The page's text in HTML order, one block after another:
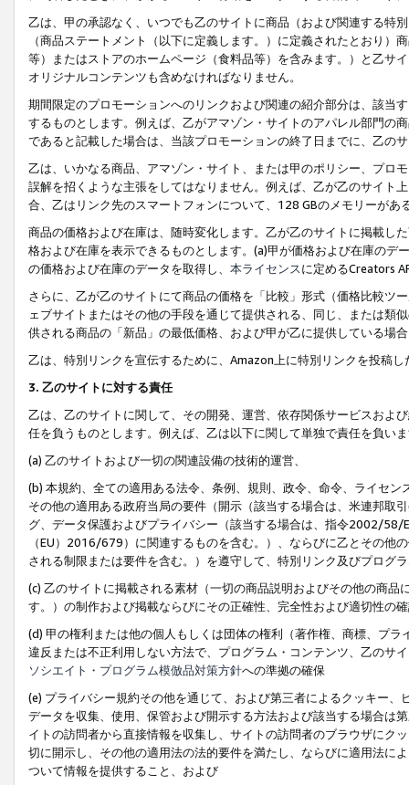
乙は、甲の承認なく、いつでも乙のサイトに商品（および関連する特
（商品ステートメント（以下に定義します。）に定義されたとおり
等）またはストアのホームページ（食料品等）を含みます。）と乙サ
オリジナルコンテンツも含めなければなりません。
期間限定のプロモーションへのリンクおよび関連の紹介部分は、該当
するものとします。例えば、乙がアマゾン・サイトのアパレル部門の
であると記載した場合は、当該プロモーションの終了日までに、乙の
乙は、いかなる商品、アマゾン・サイト、または甲のポリシー、プロ
誤解を招くような主張をしてはなりません。例えば、乙が乙のサイト
合、乙はリンク先のスマートフォンについて、128 GBのメモリーがあ
商品の価格および在庫は、随時変化します。乙が乙のサイトに掲載し
格および在庫を表示できるものとします。(a)甲が価格および在庫の
の価格および在庫のデータを取得し、 本ライセンスに定めるCreators
さらに、乙が乙のサイトにて商品の価格を「比較」形式（価格比較ツ
ェブサイトまたはその他の手段を通じて提供される、同じ、または類
供される商品の「新品」の最低価格、および甲が乙に提供している場
乙は、特別リンクを宣伝するために、Amazon上に特別リンクを投稿
3. 乙のサイトに対する責任
乙は、乙のサイトに関して、その開発、運営、依存関係サービスおよ
任を負うものとします。例えば、乙は以下に関して単独で責任を負い
(a) 乙のサイトおよび一切の関連設備の技術的運営、
(b) 本規約、全ての適用ある法令、条例、規則、政令、命令、ライセ
その他の適用ある政府当局の要件（開示（該当する場合は、米連邦取
グ、データ保護およびプライバシー（該当する場合は、指令2002/58/
（EU）2016/679）に関連するものを含む。）、ならびに乙とその他
される制限または要件を含む。）を遵守して、特別リンク及びプログ
(c) 乙のサイトに掲載される素材（一切の商品説明およびその他の商
す。）の制作および掲載ならびにその正確性、完全性および適切性の
(d) 甲の権利または他の個人もしくは団体の権利（著作権、商標、プ
違反または不正利用しない方法で、プログラム・コンテンツ、乙のサ
ソシエイト・プログラム模倣品対策方針への準拠の確保
(e) プライバシー規約その他を通じて、および第三者によるクッキー
データを収集、使用、保管および開示する方法および該当する場合は
イトの訪問者から直接情報を収集し、サイトの訪問者のブラウザにク
切に開示し、その他の適用法の法的要件を満たし、ならびに適用法に
ついて情報を提供すること、および